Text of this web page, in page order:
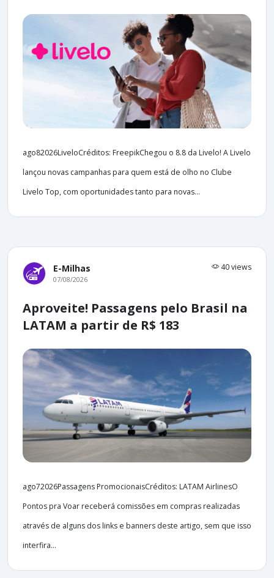
ago82026LiveloCréditos: FreepikChegou o 8.8 da Livelo! A Livelo
lançou novas campanhas para quem está de olho no Clube
Livelo Top, com oportunidades tanto para novas...
E-Milhas 40 views
07/08/2026
Aproveite! Passagens pelo Brasil na
LATAM a partir de R$ 183
ago72026Passagens PromocionaisCréditos: LATAM AirlinesO
Pontos pra Voar receberá comissões em compras realizadas
através de alguns dos links e banners deste artigo, sem que isso
interfira...